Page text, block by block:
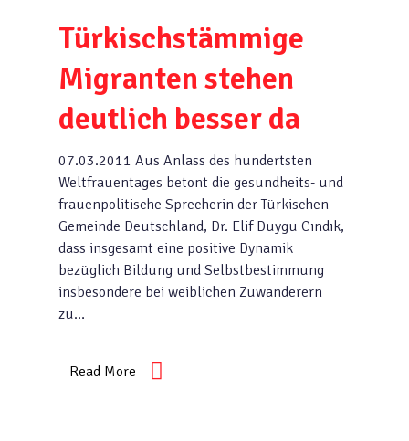
Türkischstämmige
Migranten stehen
deutlich besser da
07.03.2011 Aus Anlass des hundertsten
Weltfrauentages betont die gesundheits- und
frauenpolitische Sprecherin der Türkischen
Gemeinde Deutschland, Dr. Elif Duygu Cındık,
dass insgesamt eine positive Dynamik
bezüglich Bildung und Selbstbestimmung
insbesondere bei weiblichen Zuwanderern
zu…
Read More